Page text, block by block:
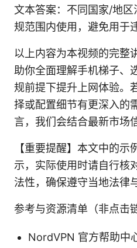
文本答案：不同国家/地
规范围内使用，避免用于
以上内容为本视频的完整
助你全面理解手机梯子、
规前提下提升上网体验。
择或配置细节有更深入的
言，我们会结合最新市场
【重要提醒】本文中的
示，实际使用时请自行核
法性，确保遵守当地法律
参考与资源清单（非点击
NordVPN 官方帮助中